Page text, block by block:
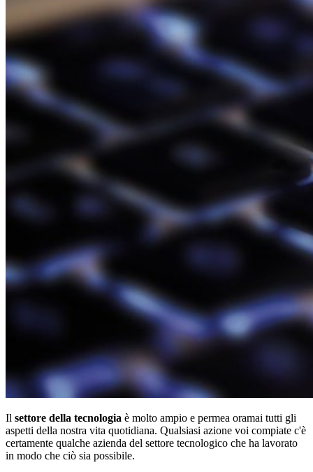
Il settore della tecnologia è molto ampio e permea oramai tutti gli
aspetti della nostra vita quotidiana. Qualsiasi azione voi compiate c'è
certamente qualche azienda del settore tecnologico che ha lavorato
in modo che ciò sia possibile.